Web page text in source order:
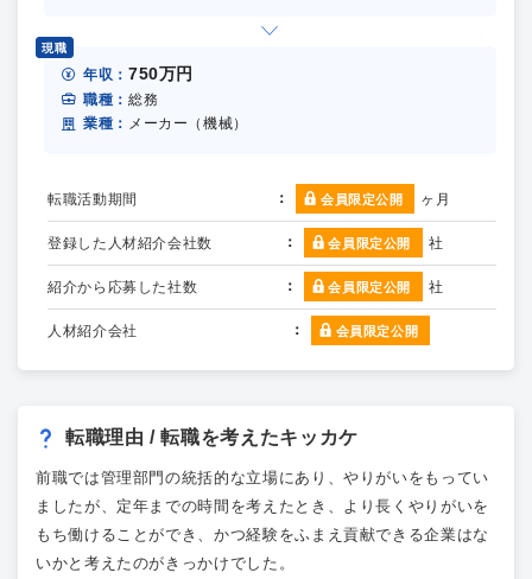
現職
年収： 750万円
職種： 総務
業種： メーカー（機械）
転職活動期間 会員限定公開 ヶ月
登録した人材紹介会社数 会員限定公開 社
紹介から応募した社数 会員限定公開 社
人材紹介会社 会員限定公開
転職理由 / 転職を考えたキッカケ
前職では管理部門の統括的な立場にあり、やりがいをもってい
ましたが、定年までの時間を考えたとき、より長くやりがいを
もち働けることができ、かつ経験をふまえ貢献できる企業はな
いかと考えたのがきっかけでした。